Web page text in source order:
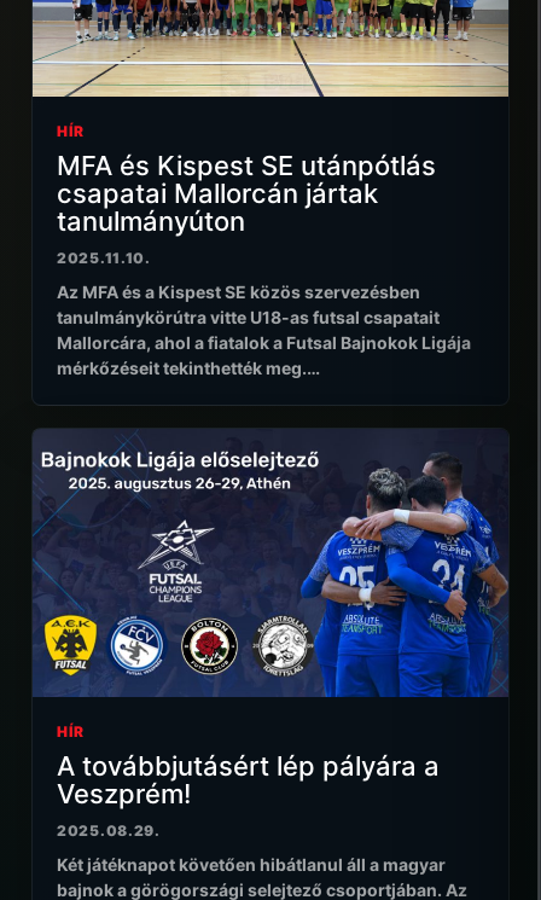
HÍR
MFA és Kispest SE utánpótlás
csapatai Mallorcán jártak
tanulmányúton
2025.11.10.
Az MFA és a Kispest SE közös szervezésben
tanulmánykörútra vitte U18-as futsal csapatait
Mallorcára, ahol a fiatalok a Futsal Bajnokok Ligája
mérkőzéseit tekinthették meg.…
HÍR
A továbbjutásért lép pályára a
Veszprém!
2025.08.29.
Két játéknapot követően hibátlanul áll a magyar
bajnok a görögországi selejtező csoportjában. Az